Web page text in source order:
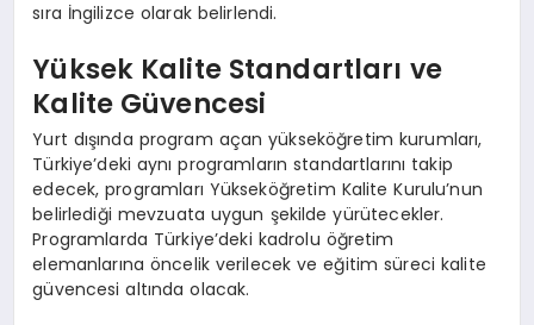
sıra İngilizce olarak belirlendi.
Yüksek Kalite Standartları ve
Kalite Güvencesi
Yurt dışında program açan yükseköğretim kurumları,
Türkiye’deki aynı programların standartlarını takip
edecek, programları Yükseköğretim Kalite Kurulu’nun
belirlediği mevzuata uygun şekilde yürütecekler.
Programlarda Türkiye’deki kadrolu öğretim
elemanlarına öncelik verilecek ve eğitim süreci kalite
güvencesi altında olacak.